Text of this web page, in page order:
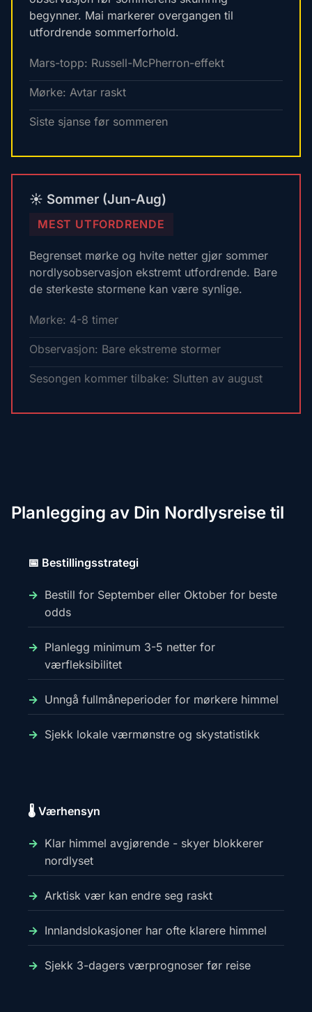
begynner. Mai markerer overgangen til
utfordrende sommerforhold.
Mars-topp: Russell-McPherron-effekt
Mørke: Avtar raskt
Siste sjanse før sommeren
☀️ Sommer (Jun-Aug)
MEST UTFORDRENDE
Begrenset mørke og hvite netter gjør sommer
nordlysobservasjon ekstremt utfordrende. Bare
de sterkeste stormene kan være synlige.
Mørke: 4-8 timer
Observasjon: Bare ekstreme stormer
Sesongen kommer tilbake: Slutten av august
Planlegging av Din Nordlysreise til
📅 Bestillingsstrategi
Bestill for September eller Oktober for beste
odds
Planlegg minimum 3-5 netter for
værfleksibilitet
Unngå fullmåneperioder for mørkere himmel
Sjekk lokale værmønstre og skystatistikk
🌡️ Værhensyn
Klar himmel avgjørende - skyer blokkerer
nordlyset
Arktisk vær kan endre seg raskt
Innlandslokasjoner har ofte klarere himmel
Sjekk 3-dagers værprognoser før reise